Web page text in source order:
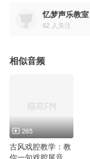
忆梦声乐教室
62 人关注
相似音频
265
古风戏腔教学：教